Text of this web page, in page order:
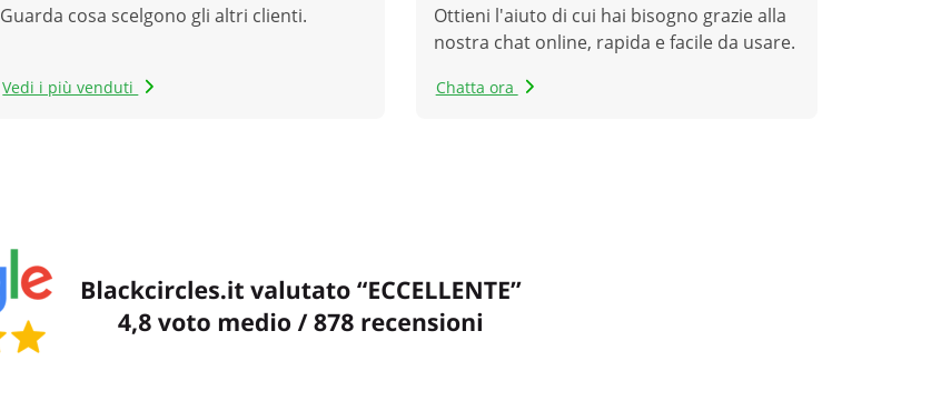
Guarda cosa scelgono gli altri clienti.
Vedi i più venduti
Ottieni l'aiuto di cui hai bisogno grazie alla
nostra chat online, rapida e facile da usare.
Chatta ora